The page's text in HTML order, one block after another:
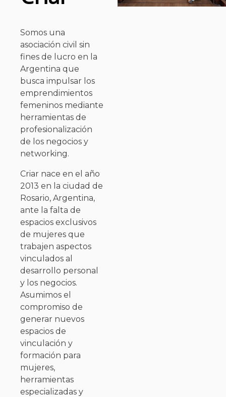
Somos una
asociación civil sin
fines de lucro en la
Argentina que
busca impulsar los
emprendimientos
femeninos mediante
herramientas de
profesionalización
de los negocios y
networking.
Criar nace en el año
2013 en la ciudad de
Rosario, Argentina,
ante la falta de
espacios exclusivos
de mujeres que
trabajen aspectos
vinculados al
desarrollo personal
y los negocios.
Asumimos el
compromiso de
generar nuevos
espacios de
vinculación y
formación para
mujeres,
herramientas
especializadas y